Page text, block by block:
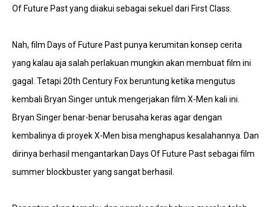
Of Future Past yang diiakui sebagai sekuel dari First Class.
Nah, film Days of Future Past punya kerumitan konsep cerita
yang kalau aja salah perlakuan mungkin akan membuat film ini
gagal. Tetapi 20th Century Fox beruntung ketika mengutus
kembali Bryan Singer untuk mengerjakan film X-Men kali ini.
Bryan Singer benar-benar berusaha keras agar dengan
kembalinya di proyek X-Men bisa menghapus kesalahannya. Dan
dirinya berhasil mengantarkan Days Of Future Past sebagai film
summer blockbuster yang sangat berhasil.